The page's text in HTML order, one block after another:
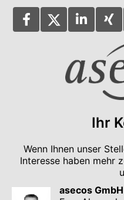
Ihr
Wenn Ihnen unser
Interesse haben mehr
asecos GmbH